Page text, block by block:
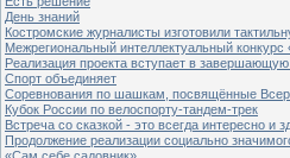
День знаний
Костромские журналисты изготовили
Межрегиональный интеллектуальный
Реализация проекта вступает в
Спорт объединяет
Соревнования по шашкам, посвящённые
Кубок России по велоспорту-тандем-трек
Встреча со сказкой - это всегда интересно и
Продолжение реализации социально